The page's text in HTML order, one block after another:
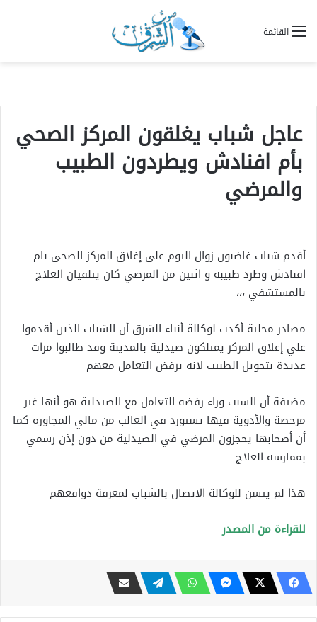
القائمة
عاجل شباب يغلقون المركز الصحي
بأم افنادش ويطردون الطبيب
والمرضي
أقدم شباب غاضبون زوال اليوم علي إغلاق المركز الصحي بام
افنادش وطرد طبيبه و اثنين من المرضي كان يتلقيان العلاج
بالمستشفي ،،،
مصادر محلية أكدت لوكالة أنباء الشرق أن الشباب الذين أقدموا
علي إغلاق المركز يمتلكون صيدلية بالمدينة وقد طالبوا مرات
عديدة بتحويل الطبيب لانه يرفض التعامل معهم
مضيفة أن السبب وراء رفضه التعامل مع الصيدلية هو أنها غير
مرخصة والأدوية فيها تستورد في الغالب من مالي المجاورة كما
أن أصحابها يحجزون المرضي في الصيدلية من دون إذن رسمي
بممارسة العلاج
هذا لم يتسن للوكالة الاتصال بالشباب لمعرفة دوافعهم
للقراءة من المصدر